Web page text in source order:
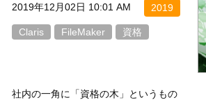
2019年12月02日 10:01 AM 2019
Claris FileMaker 資格
社内の一角に「資格の木」というもの